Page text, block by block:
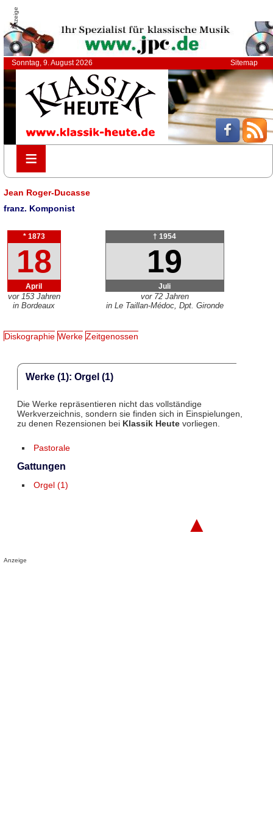
Anzeige
Sonntag, 9. August 2026 Sitemap
≡
≡
Jean Roger-Ducasse
franz. Komponist
* 1873
18
April
vor 153 Jahren
in Bordeaux
† 1954
19
Juli
vor 72 Jahren
in Le Taillan-Médoc, Dpt. Gironde
Diskographie Werke Zeitgenossen
Werke (1): Orgel (1)
Die Werke repräsentieren nicht das vollständige
Werkverzeichnis, sondern sie finden sich in Einspielungen,
zu denen Rezensionen bei Klassik Heutevorliegen.
Pastorale
Gattungen
Orgel (1)
▲
Anzeige